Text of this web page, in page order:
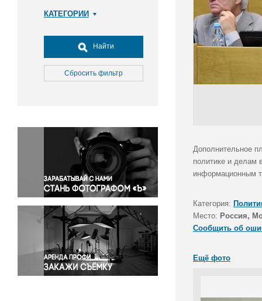
КАТЕГОРИИ
Досуг, туризм и отдых
Культура
Медицина
Окружающая среда
Политика
Правосудие
Происшествия и конфликты
Религия
Светская жизнь
Спорт
Экология
Экономика и бизнес
Найти
Сбросить фильтр
Дополнительное
политике и делам
информационным
Категория:
Место: Россия,
Сообщить об
Ещё фото